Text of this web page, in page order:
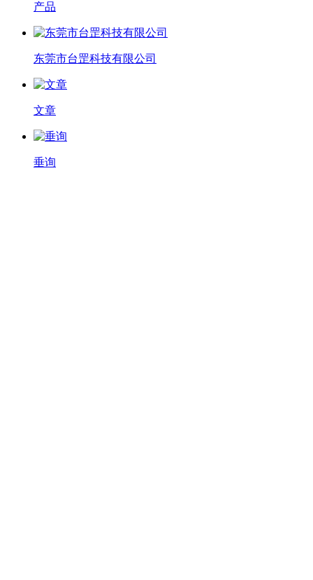
产品
东莞市台罡科技有限公司
文章
垂询